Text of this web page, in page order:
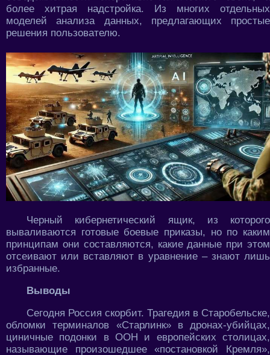
более хитрая надстройка. Из многих отдельных
моделей анализа данных, предлагающих простые
решения пользователю.
Черный кибернетический ящик, из которого
вываливаются готовые боевые приказы, но по каким
принципам они составляются, какие данные при этом
отсеивают или вставляют в уравнение – знают лишь
избранные.
Выводы
Сегодня Россия скорбит. Трагедия в Старобельске,
обломки терминалов «Старлинк» в дронах-убийцах,
циничные подонки в ООН и европейских столицах,
называющие произошедшее «постановкой Кремля»,